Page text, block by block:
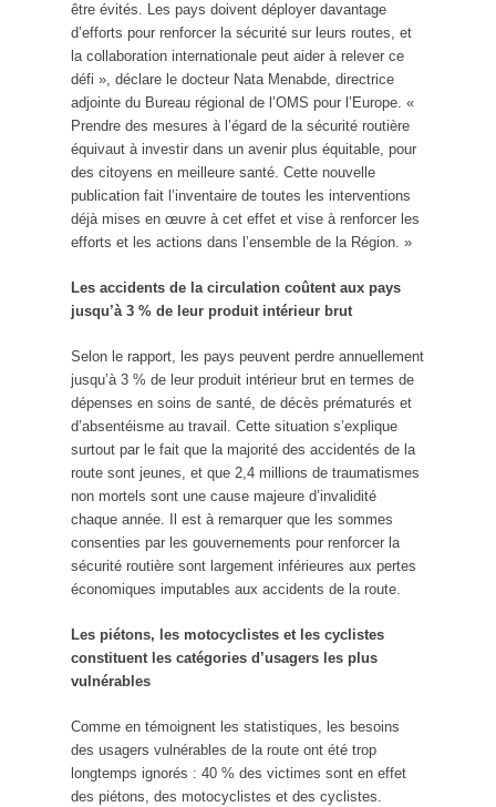
être évités. Les pays doivent déployer davantage
d’efforts pour renforcer la sécurité sur leurs routes, et
la collaboration internationale peut aider à relever ce
défi », déclare le docteur Nata Menabde, directrice
adjointe du Bureau régional de l’OMS pour l’Europe. «
Prendre des mesures à l’égard de la sécurité routière
équivaut à investir dans un avenir plus équitable, pour
des citoyens en meilleure santé. Cette nouvelle
publication fait l’inventaire de toutes les interventions
déjà mises en œuvre à cet effet et vise à renforcer les
efforts et les actions dans l’ensemble de la Région. »
Les accidents de la circulation coûtent aux pays
jusqu’à 3 % de leur produit intérieur brut
Selon le rapport, les pays peuvent perdre annuellement
jusqu’à 3 % de leur produit intérieur brut en termes de
dépenses en soins de santé, de décès prématurés et
d’absentéisme au travail. Cette situation s’explique
surtout par le fait que la majorité des accidentés de la
route sont jeunes, et que 2,4 millions de traumatismes
non mortels sont une cause majeure d’invalidité
chaque année. Il est à remarquer que les sommes
consenties par les gouvernements pour renforcer la
sécurité routière sont largement inférieures aux pertes
économiques imputables aux accidents de la route.
Les piétons, les motocyclistes et les cyclistes
constituent les catégories d’usagers les plus
vulnérables
Comme en témoignent les statistiques, les besoins
des usagers vulnérables de la route ont été trop
longtemps ignorés : 40 % des victimes sont en effet
des piétons, des motocyclistes et des cyclistes.